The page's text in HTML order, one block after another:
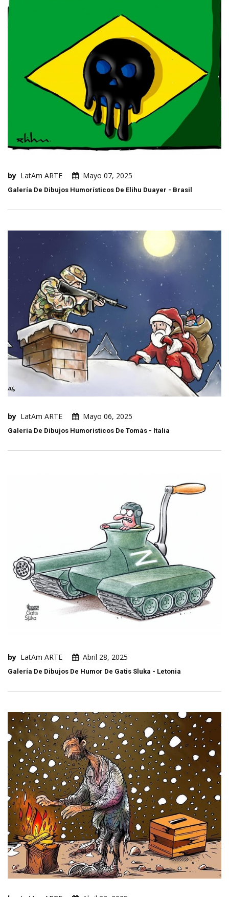
by LatAm ARTE Mayo 07, 2025
Galería De Dibujos Humorísticos De Elihu Duayer - Brasil
by LatAm ARTE Mayo 06, 2025
Galería De Dibujos Humorísticos De Tomás - Italia
by LatAm ARTE Abril 28, 2025
Galería De Dibujos De Humor De Gatis Sluka - Letonia